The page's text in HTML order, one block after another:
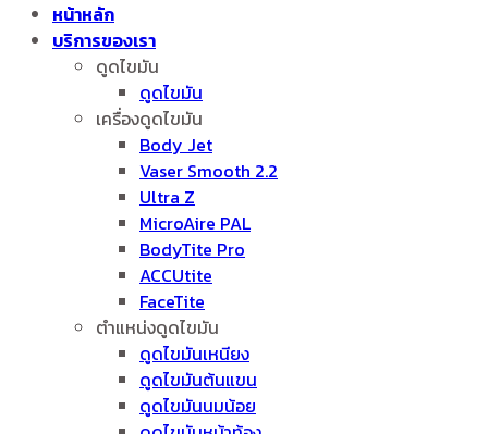
หน้าหลัก
บริการของเรา
ดูดไขมัน
ดูดไขมัน
เครื่องดูดไขมัน
Body Jet
Vaser Smooth 2.2
Ultra Z
MicroAire PAL
BodyTite Pro
ACCUtite
FaceTite
ตำแหน่งดูดไขมัน
ดูดไขมันเหนียง
ดูดไขมันต้นแขน
ดูดไขมันนมน้อย